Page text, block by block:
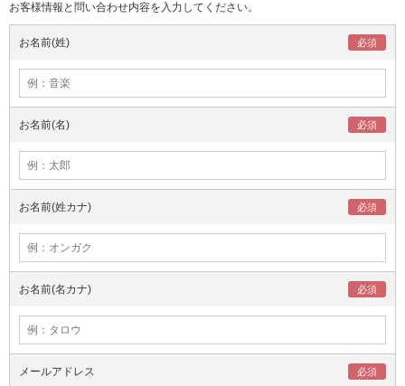
お客様情報と問い合わせ内容を入力してください。
お名前(姓)
お名前(名)
お名前(姓カナ)
お名前(名カナ)
メールアドレス